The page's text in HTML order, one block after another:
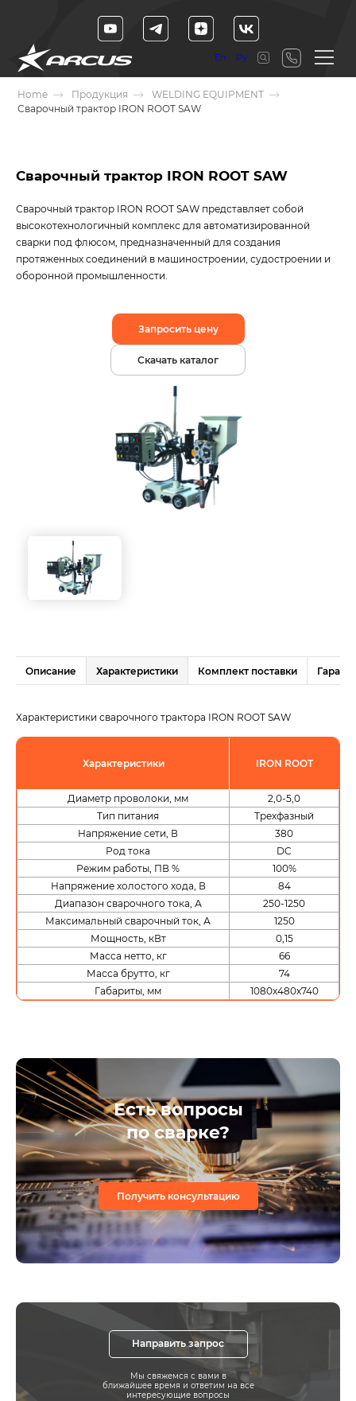
En Ру
Home Продукция
WELDING EQUIPMENT
Сварочный трактор IRON ROOT SAW
Сварочный трактор IRON ROOT SAW
Сварочный трактор IRON ROOT SAW представляет собой
высокотехнологичный комплекс для автоматизированной
сварки под флюсом, предназначенный для создания
протяженных соединений в машиностроении, судостроении и
оборонной промышленности.
Запросить цену
Скачать каталог
Описание Характеристики Комплект поставки
Характеристики сварочного трактора IRON ROOT SAW
Характеристики IRON ROOT
Диаметр проволоки, мм
2,0-5,0
Тип питания
Трехфазный
Напряжение сети, В
380
Род тока
DC
Режим работы, ПВ %
100%
Напряжение холостого хода, В
84
Диапазон сварочного тока, А
250-1250
Максимальный сварочный ток, А
1250
Мощность, кВт
0,15
Масса нетто, кг
66
Масса брутто, кг
74
Габариты, мм
1080х480х740
Есть вопросы
по сварке?
Получить консультацию
Направить запрос
Мы свяжемся с вами в
ближайшее время и ответим на все
интересующие вопросы